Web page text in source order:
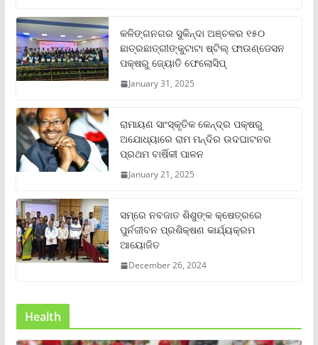
କଳିଙ୍ଗନଗର ସୁକିନ୍ଦା ଅଞ୍ଚଳର ୧୫୦
ଛାତ୍ରଛାତ୍ରୀଙ୍କୁଟାଟା ଷ୍ଟିଲ୍ ଫାଉଣ୍ଡେସନ
ପକ୍ଷରୁ ଜ୍ୟୋତି ଫେଲୋସିପ୍‌
January 31, 2025
ରାମାୟଣ ସାଂସ୍କୃତିକ କେନ୍ଦ୍ର ପକ୍ଷରୁ
ଅଯୋଧ୍ୟାରେ ରାମ ମନ୍ଦିର ଉଦଘାଟନର
ପ୍ରଥମ ବାର୍ଷିକୀ ପାଳନ
January 21, 2025
ସମ୍‌ରେ ନବଜାତ ଶିଶୁଙ୍କ କ୍ଷେତ୍ରରେ
ପୁର୍ନଜୀବନ ପ୍ରଶିକ୍ଷଣ କାର୍ଯ୍ୟକ୍ରମ
ଆୟୋଜିତ
December 26, 2024
Health